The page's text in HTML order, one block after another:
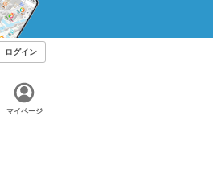
ログイン
マイページ